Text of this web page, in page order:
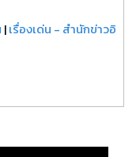
|เรื่องเด่น - สำนักข่าวอิ